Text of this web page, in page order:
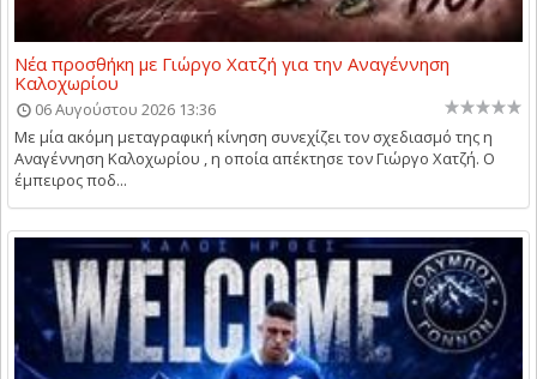
Νέα προσθήκη με Γιώργο Χατζή για την Αναγέννηση
Καλοχωρίου
06 Αυγούστου 2026 13:36
Με μία ακόμη μεταγραφική κίνηση συνεχίζει τον σχεδιασμό της η
Αναγέννηση Καλοχωρίου , η οποία απέκτησε τον Γιώργο Χατζή. Ο
έμπειρος ποδ...